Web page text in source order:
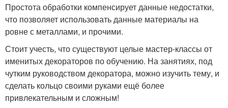
Простота обработки компенсирует данные недостатки,
что позволяет использовать данные материалы на
ровне с металлами, и прочими.
Стоит учесть, что существуют целые мастер-классы от
именитых декораторов по обучению. На занятиях, под
чутким руководством декоратора, можно изучить тему, и
сделать кольцо своими руками ещё более
привлекательным и сложным!